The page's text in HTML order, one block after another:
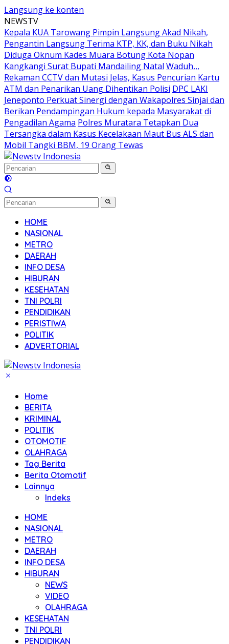
Langsung ke konten
NEWSTV
Kepala KUA Tarowang Pimpin Langsung Akad Nikah,
Pengantin Langsung Terima KTP, KK, dan Buku Nikah
Diduga Oknum Kades Muara Botung Kota Nopan
Kangkangi Surat Bupati Mandailing Natal Waduh,,,
Rekaman CCTV dan Mutasi Jelas, Kasus Pencurian Kartu
ATM dan Penarikan Uang Dihentikan Polisi DPC LAKI
Jeneponto Perkuat Sinergi dengan Wakapolres Sinjai dan
Berikan Pendampingan Hukum kepada Masyarakat di
Pengadilan Agama Polres Muratara Tetapkan Dua
Tersangka dalam Kasus Kecelakaan Maut Bus ALS dan
Mobil Tangki BBM, 19 Orang Tewas
HOME
NASIONAL
METRO
DAERAH
INFO DESA
HIBURAN
KESEHATAN
TNI POLRI
PENDIDIKAN
PERISTIWA
POLITIK
ADVERTORIAL
Home
BERITA
KRIMINAL
POLITIK
OTOMOTIF
OLAHRAGA
Tag Berita
Berita Otomotif
Lainnya
Indeks
HOME
NASIONAL
METRO
DAERAH
INFO DESA
HIBURAN
NEWS
VIDEO
OLAHRAGA
KESEHATAN
TNI POLRI
PENDIDIKAN